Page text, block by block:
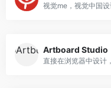
视觉me，视觉中国设
Artboard Studio